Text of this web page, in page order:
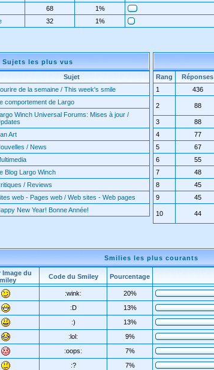
68
1%
32 1%
Sujets les plus vus
Sujet
de la semaine / This week's smile
comportement de Largo
Winch Universal Forums: Mises à jour /
Art
/ News
Blog Largo Winch
/ Reviews
web - Pages web / Web sites - Web pages
New Year! Bonne Année!
Rang Réponses
1
436
2 88
3
88
4
77
5
67
6
55
7
48
8
45
9
45
10 44
Smilies les plus courants
Image du
Code du Smiley Pourcentage
:wink:
20%
:D
13%
:)
13%
:lol:
9%
:oops:
7%
:? 7%